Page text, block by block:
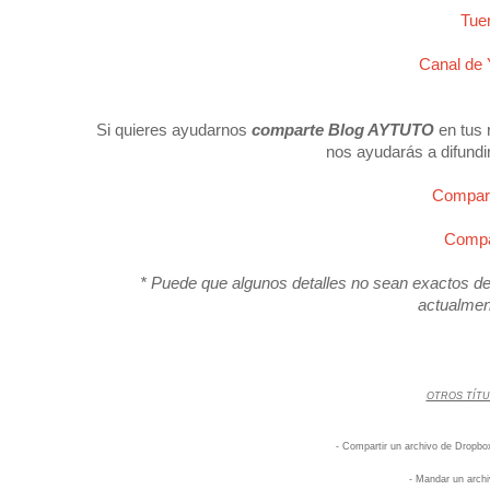
Canal de
Si quieres ayudarnos comparte Blog AYTUTOen tus
nos ayudarás a
* Puede que algunos detalles no sean exactos
OTROS
- Compartir un archivo de
- Mandar un